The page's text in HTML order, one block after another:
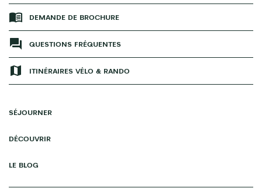
DEMANDE DE BROCHURE
QUESTIONS FRÉQUENTES
ITINÉRAIRES VÉLO & RANDO
SÉJOURNER
DÉCOUVRIR
LE BLOG